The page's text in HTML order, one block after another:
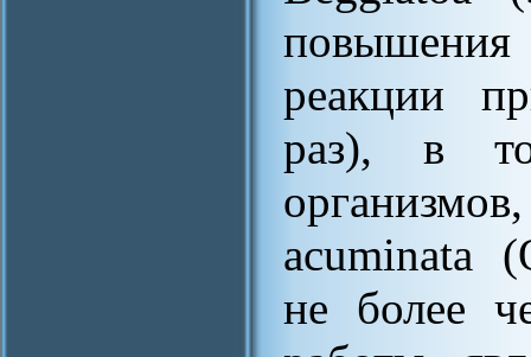
реакции
раз), в
acuminata
не более